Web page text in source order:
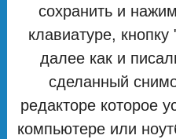
сохранить и
клавиатуре,
далее как и
сделанный
редакторе которое
компьютере или